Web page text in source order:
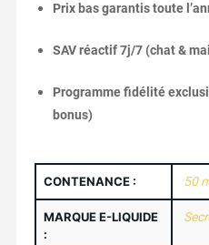
Prix bas garantis toute
SAV réactif 7j/7 (chat &
Programme fidélité
bonus)
CONTENANCE : 50
MARQUE E-LIQUIDE
: